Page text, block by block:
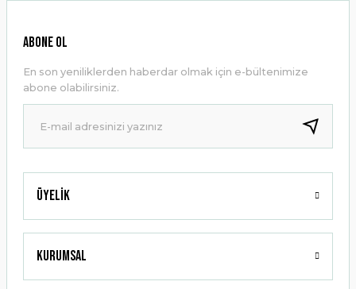
Ürün resmi kalitesiz, bozuk veya görüntülenemiyor.
Ürün bilgilerinde hatalar bulunuyor.
Ürün fiyatı diğer sitelerden daha pahalı.
Bu ürüne benzer farklı alternatifler olmalı.
Gönder
Üyelik
Kurumsal
ABONE OL
En son yeniliklerden haberdar olmak için e-bültenimize
abone olabilirsiniz.